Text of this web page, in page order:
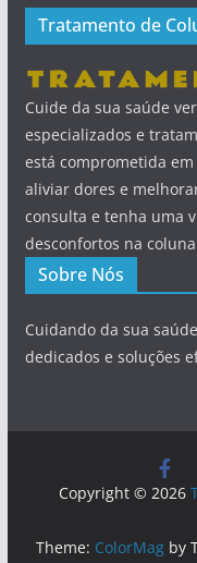
Tratamento de
Cuide da sua saúde
especializados e
está comprometida
aliviar dores e
consulta e tenha uma
desconfortos na
Sobre Nós
Cuidando da sua
dedicados e soluções
Copyright © 2026
Theme: ColorMagby